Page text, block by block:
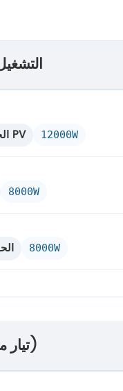
الحد الأقصى لطاقة إدخال PV 12000W
8000W
8000W
مدخل PV (تيار مستمر)